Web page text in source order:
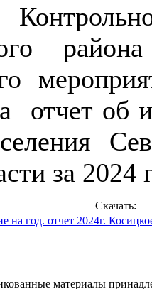
отчет об
за 2024
Скачать:
материалы